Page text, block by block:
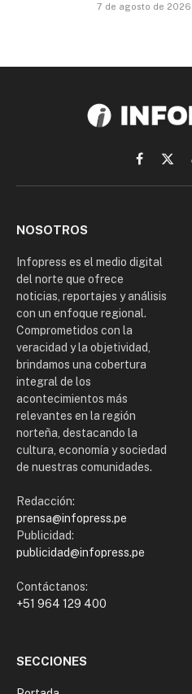
7 de agosto de 2026
Facebook
X
NOSOTROS
Infopress es el medio digital
del norte que ofrece
noticias, reportajes y análisis
con un enfoque regional.
Comprometidos con la
veracidad y la objetividad,
brindamos una cobertura
integral de los
acontecimientos más
relevantes en la región
norteña, destacando la
cultura, economía y sociedad
de nuestras comunidades.
Redacción:
prensa@infopress.pe
Publicidad:
publicidad@infopress.pe
Contáctanos:
+51 964 129 400
SECCIONES